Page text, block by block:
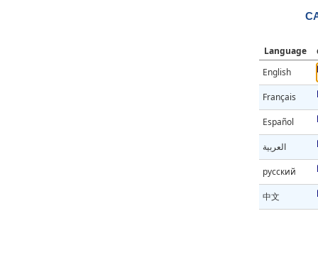
Language
English
Français
Español
العربية
русский
中文